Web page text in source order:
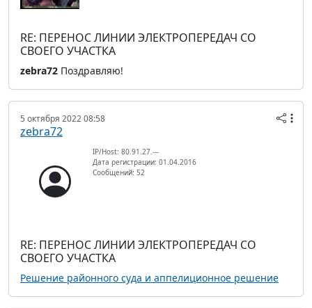
RE: ПЕРЕНОС ЛИНИИ ЭЛЕКТРОПЕРЕДАЧ СО
СВОЕГО УЧАСТКА
zebra72 Поздравляю!
5 октября 2022 08:58
zebra72
IP/Host: 80.91.27.---
Дата регистрации: 01.04.2016
Сообщений: 52
RE: ПЕРЕНОС ЛИНИИ ЭЛЕКТРОПЕРЕДАЧ СО
СВОЕГО УЧАСТКА
Решение районного суда и аппелиционное решение